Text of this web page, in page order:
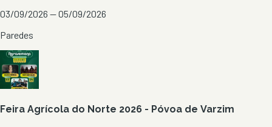
03/09/2026 — 05/09/2026
Paredes
Feira Agrícola do Norte 2026 - Póvoa de Varzim